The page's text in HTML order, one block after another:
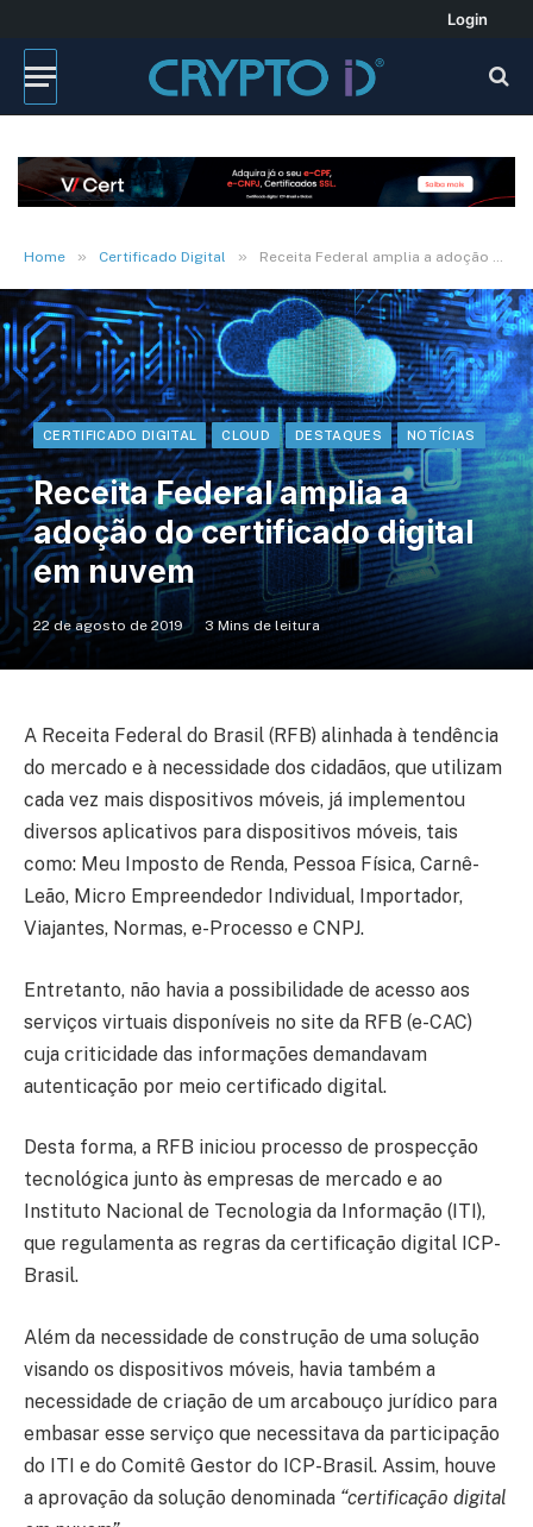
Login
Home » Certificado Digital » Receita Federal amplia a adoção do certificado digital em nuvem
CERTIFICADO DIGITAL CLOUD DESTAQUES NOTÍCIAS
Receita Federal amplia a
adoção do certificado digital
em nuvem
22 de agosto de 2019 3 Mins de leitura
A Receita Federal do Brasil (RFB) alinhada à tendência
do mercado e à necessidade dos cidadãos, que utilizam
cada vez mais dispositivos móveis, já implementou
diversos aplicativos para dispositivos móveis, tais
como: Meu Imposto de Renda, Pessoa Física, Carnê-
Leão, Micro Empreendedor Individual, Importador,
Viajantes, Normas, e-Processo e CNPJ.
Entretanto, não havia a possibilidade de acesso aos
serviços virtuais disponíveis no site da RFB (e-CAC)
cuja criticidade das informações demandavam
autenticação por meio certificado digital.
Desta forma, a RFB iniciou processo de prospecção
tecnológica junto às empresas de mercado e ao
Instituto Nacional de Tecnologia da Informação (ITI),
que regulamenta as regras da certificação digital ICP-
Brasil.
Além da necessidade de construção de uma solução
visando os dispositivos móveis, havia também a
necessidade de criação de um arcabouço jurídico para
embasar esse serviço que necessitava da participação
do ITI e do Comitê Gestor do ICP-Brasil. Assim, houve
a aprovação da solução denominada “certificação digital